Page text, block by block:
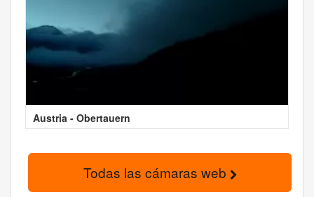
Austria - Obertauern
Todas las cámaras web